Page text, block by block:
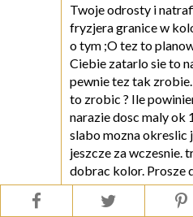
Twoje odrosty i
fryzjera granice w
o tym ;O tez to
Ciebie zatarlo sie to
pewnie tez tak
to zrobic ? Ile
narazie dosc maly ok
slabo mozna okreslic
jeszcze za wczesnie.
dobrac kolor. Prosze
mam fryzjera ? Mam
zatarcie granicy?